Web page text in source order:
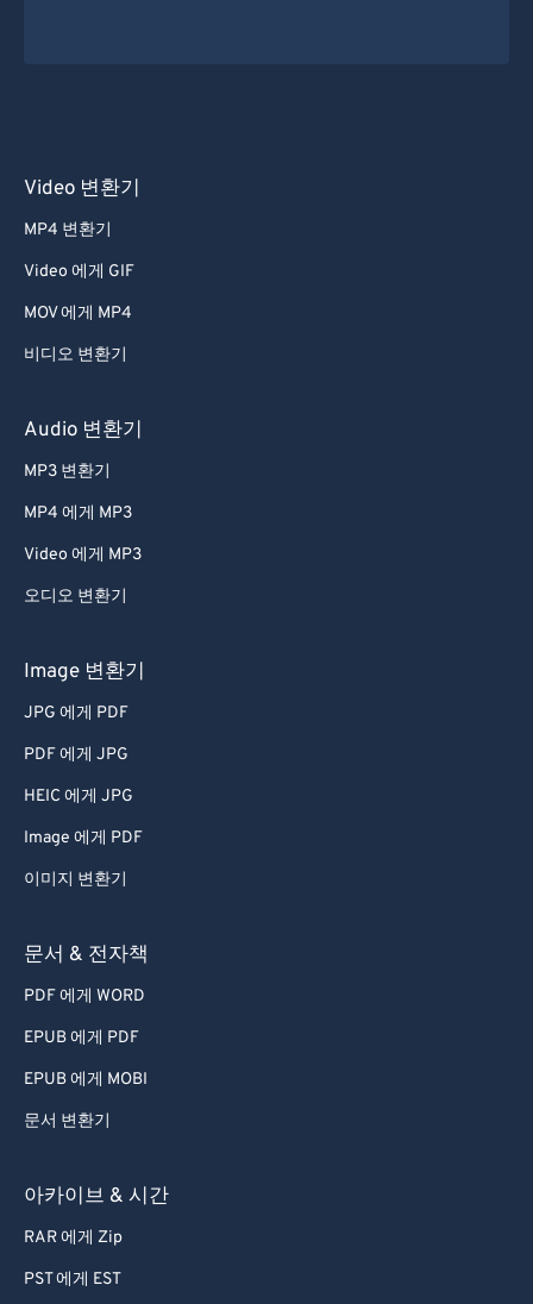
Video 변환기
MP4 변환기
Video 에게 GIF
MOV 에게 MP4
비디오 변환기
Audio 변환기
MP3 변환기
MP4 에게 MP3
Video 에게 MP3
오디오 변환기
Image 변환기
JPG 에게 PDF
PDF 에게 JPG
HEIC 에게 JPG
Image 에게 PDF
이미지 변환기
문서 & 전자책
PDF 에게 WORD
EPUB 에게 PDF
EPUB 에게 MOBI
문서 변환기
아카이브 & 시간
RAR 에게 Zip
PST 에게 EST